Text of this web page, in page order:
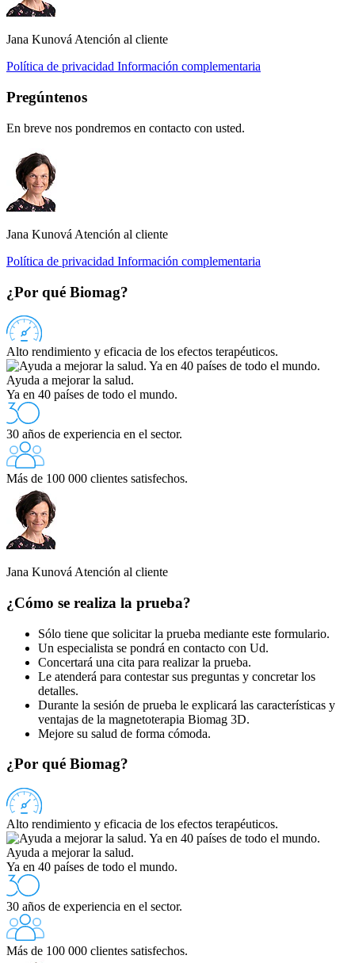
Jana KunováAtención al cliente
Política de privacidad Información complementaria
Pregúntenos
En breve nos pondremos en contacto con usted.
Jana Kunová Atención al cliente
Política de privacidad Información complementaria
¿Por qué Biomag?
Alto rendimiento y eficacia de los efectos terapéuticos.
Ayuda a mejorar la salud.
Ya en 40 países de todo el mundo.
30 años de experiencia en el sector.
Más de 100 000 clientes satisfechos.
Jana Kunová Atención al cliente
¿Cómo se realiza la prueba?
Sólo tiene que solicitar la prueba mediante este formulario.
Un especialista se pondrá en contacto con Ud.
Concertará una cita para realizar la prueba.
Le atenderá para contestar sus preguntas y concretar los
detalles.
Durante la sesión de prueba le explicará las características y
ventajas de la magnetoterapia Biomag 3D.
Mejore su salud de forma cómoda.
¿Por qué Biomag?
Alto rendimiento y eficacia de los efectos terapéuticos.
Ayuda a mejorar la salud.
Ya en 40 países de todo el mundo.
30 años de experiencia en el sector.
Más de 100 000 clientes satisfechos.